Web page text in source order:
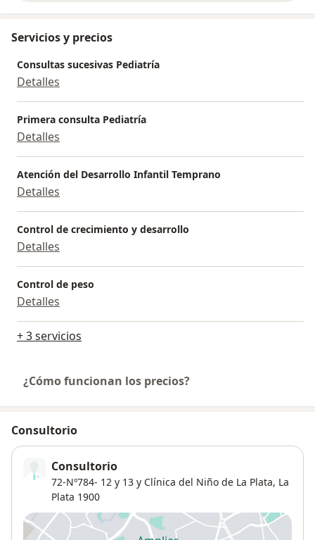
Servicios y precios
Consultas sucesivas Pediatría
Detalles
Primera consulta Pediatría
Detalles
Atención del Desarrollo Infantil Temprano
Detalles
Control de crecimiento y desarrollo
Detalles
Control de peso
Detalles
+ 3 servicios
¿Cómo funcionan los precios?
Consultorio
Consultorio
72-Nº784- 12 y 13 y Clínica del Niño de La Plata, La
Plata 1900